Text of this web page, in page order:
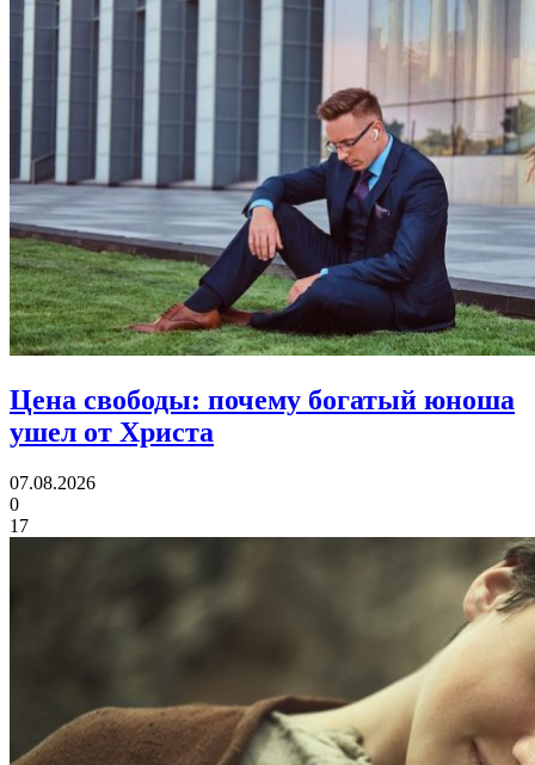
Цена свободы: почему богатый юноша
ушел от Христа
07.08.2026
0
17